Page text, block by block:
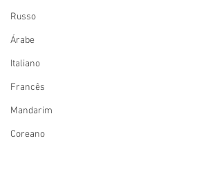
Russo
Árabe
Italiano
Francês
Mandarim
Coreano